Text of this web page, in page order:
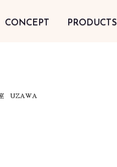
CONCEPT PRODUCTS
UZAWA